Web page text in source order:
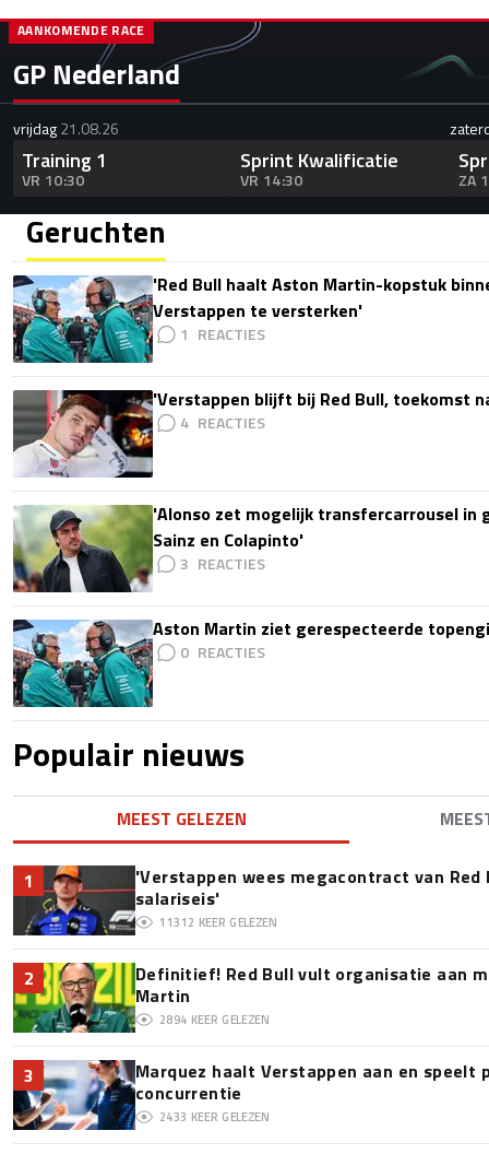
GP Nederland
AANKOMENDE RACE
vrijdag21.08.26
Training 1
VR 10:30
Sprint Kwalificatie
VR 14:30 ZA
Geruchten
'Red Bull haalt Aston Martin-kopstuk
Verstappen te versterken'
1
'Verstappen blijft bij Red Bull, toekomst
4
'Alonso zet mogelijk transfercarrousel in
Sainz en Colapinto'
3
Aston Martin ziet gerespecteerde
0
Populair nieuws
MEEST GELEZEN
1
'Verstappen wees megacontract van
salariseis'
11312 KEER GELEZEN
2
Definitief! Red Bull vult organisatie aan
Martin
2894 KEER GELEZEN
3
Marquez haalt Verstappen aan en speelt
concurrentie
2433 KEER GELEZEN